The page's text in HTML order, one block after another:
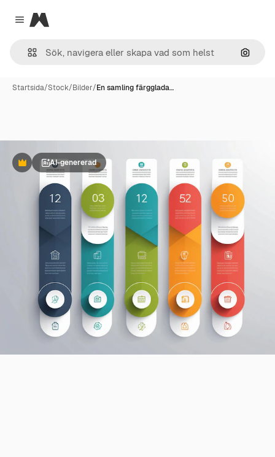
Close menu
Magnific
Sök
Startsida/Stock/Bilder/En samling färgglada…
Premie AI-genererad